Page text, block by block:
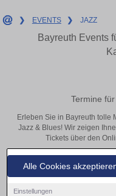
Alle Cookies
Einstellungen
❯ EVENTS ❯ JAZZ
Bayreuth Events
Termine
Erleben Sie in Bayreuth tolle
Jazz & Blues! Wir zeigen
Tickets über den